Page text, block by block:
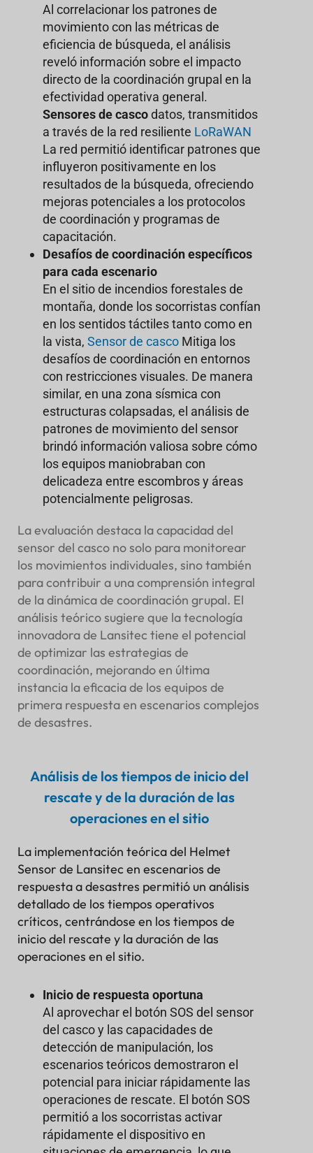
Al correlacionar los patrones de
movimiento con las métricas de
eficiencia de búsqueda, el análisis
reveló información sobre el impacto
directo de la coordinación grupal en la
efectividad operativa general.
Sensores de cascodatos, transmitidos
a través de la red resiliente LoRaWAN
La red permitió identificar patrones que
influyeron positivamente en los
resultados de la búsqueda, ofreciendo
mejoras potenciales a los protocolos
de coordinación y programas de
capacitación.
Desafíos de coordinación específicos
para cada escenario
En el sitio de incendios forestales de
montaña, donde los socorristas confían
en los sentidos táctiles tanto como en
la vista, Sensor de casco Mitiga los
desafíos de coordinación en entornos
con restricciones visuales. De manera
similar, en una zona sísmica con
estructuras colapsadas, el análisis de
patrones de movimiento del sensor
brindó información valiosa sobre cómo
los equipos maniobraban con
delicadeza entre escombros y áreas
potencialmente peligrosas.
La evaluación destaca la capacidad del
sensor del casco no solo para monitorear
los movimientos individuales, sino también
para contribuir a una comprensión integral
de la dinámica de coordinación grupal. El
análisis teórico sugiere que la tecnología
innovadora de Lansitec tiene el potencial
de optimizar las estrategias de
coordinación, mejorando en última
instancia la eficacia de los equipos de
primera respuesta en escenarios complejos
de desastres.
Análisis de los tiempos de inicio del
rescate y de la duración de las
operaciones en el sitio
La implementación teórica del Helmet
Sensor de Lansitec en escenarios de
respuesta a desastres permitió un análisis
detallado de los tiempos operativos
críticos, centrándose en los tiempos de
inicio del rescate y la duración de las
operaciones en el sitio.
Inicio de respuesta oportuna
Al aprovechar el botón SOS del sensor
del casco y las capacidades de
detección de manipulación, los
escenarios teóricos demostraron el
potencial para iniciar rápidamente las
operaciones de rescate. El botón SOS
permitió a los socorristas activar
rápidamente el dispositivo en